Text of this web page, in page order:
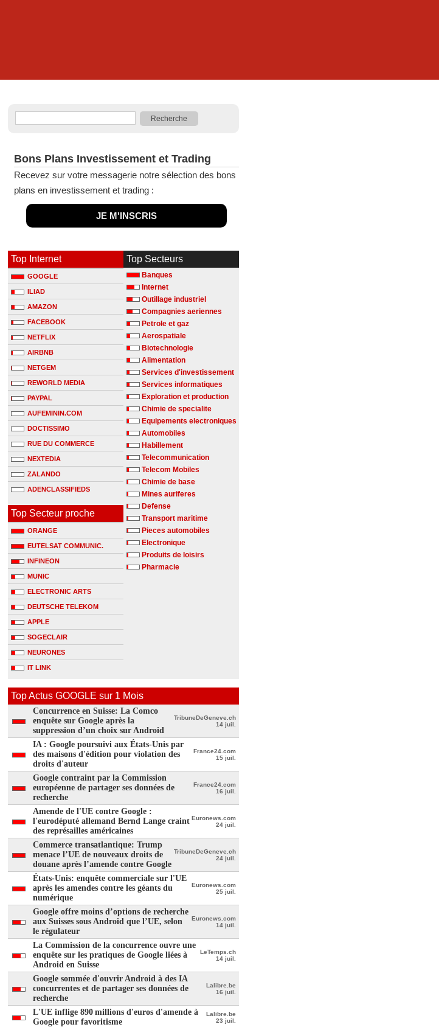
Bons Plans Investissement et Trading
Recevez sur votre messagerie notre sélection des bons
plans en investissement et trading :
JE M'INSCRIS
Top Internet
GOOGLE
ILIAD
AMAZON
FACEBOOK
NETFLIX
AIRBNB
NETGEM
REWORLD MEDIA
PAYPAL
AUFEMININ.COM
DOCTISSIMO
RUE DU COMMERCE
NEXTEDIA
ZALANDO
ADENCLASSIFIEDS
Top Secteur proche
ORANGE
EUTELSAT COMMUNIC.
INFINEON
MUNIC
ELECTRONIC ARTS
DEUTSCHE TELEKOM
APPLE
SOGECLAIR
NEURONES
IT LINK
Top Secteurs
Banques
Internet
Outillage industriel
Compagnies aeriennes
Petrole et gaz
Aerospatiale
Biotechnologie
Alimentation
Services d'investissement
Services informatiques
Exploration et production
Chimie de specialite
Equipements electroniques
Automobiles
Habillement
Telecommunication
Telecom Mobiles
Chimie de base
Mines auriferes
Defense
Transport maritime
Pieces automobiles
Electronique
Produits de loisirs
Pharmacie
Top Actus GOOGLE sur 1 Mois
Concurrence en Suisse: La Comco
enquête sur Google après la
suppression d’un choix sur Android
TribuneDeGeneve.ch
14 juil.
IA : Google poursuivi aux États-Unis par
des maisons d'édition pour violation des
droits d'auteur
France24.com
15 juil.
Google contraint par la Commission
européenne de partager ses données de
recherche
France24.com
16 juil.
Amende de l'UE contre Google :
l'eurodéputé allemand Bernd Lange craint
des représailles américaines
Euronews.com
24 juil.
Commerce transatlantique: Trump
menace l’UE de nouveaux droits de
douane après l’amende contre Google
TribuneDeGeneve.ch
24 juil.
États-Unis: enquête commerciale sur l'UE
après les amendes contre les géants du
numérique
Euronews.com
25 juil.
Google offre moins d’options de recherche
aux Suisses sous Android que l’UE, selon
le régulateur
Euronews.com
14 juil.
La Commission de la concurrence ouvre une
enquête sur les pratiques de Google liées à
Android en Suisse
LeTemps.ch
14 juil.
Google sommée d'ouvrir Android à des IA
concurrentes et de partager ses données de
recherche
Lalibre.be
16 juil.
L'UE inflige 890 millions d'euros d'amende à
Google pour favoritisme
Lalibre.be
23 juil.